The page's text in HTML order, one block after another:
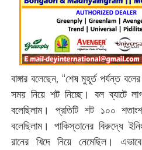
বাঙ্গার বলেছেন, ‘‘শেষ মুহূর্ত পর্যন্ত
সময় নিয়ে শট নিচ্ছে। বল ব্যাটে
বলেছিলাম। প্রতিটি শট ১০০
বলেছিলাম। পাকিস্তানের বিরুদ্ধে
রানের খিদে নিয়ে নেমেছিল।